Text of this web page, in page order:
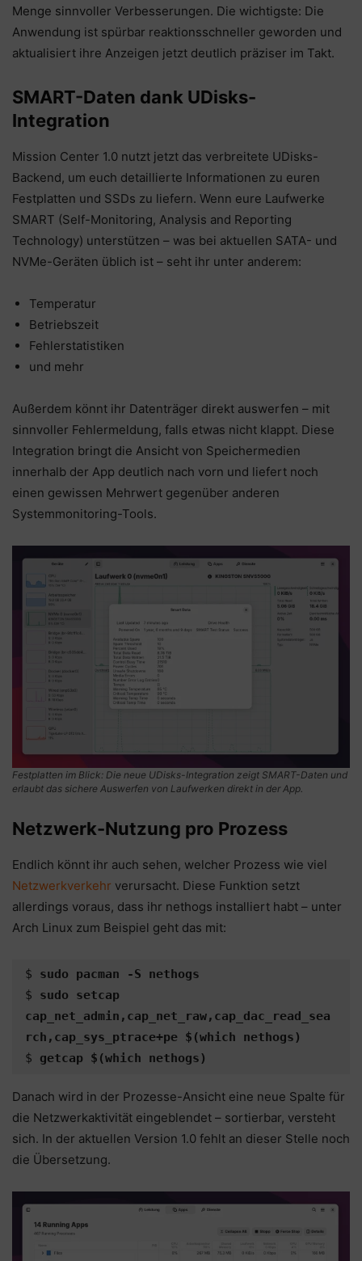
Menge sinnvoller Verbesserungen. Die wichtigste: Die
Anwendung ist spürbar reaktionsschneller geworden und
aktualisiert ihre Anzeigen jetzt deutlich präziser im Takt.
SMART-Daten dank UDisks-
Integration
Mission Center 1.0 nutzt jetzt das verbreitete UDisks-
Backend, um euch detaillierte Informationen zu euren
Festplatten und SSDs zu liefern. Wenn eure Laufwerke
SMART (Self-Monitoring, Analysis and Reporting
Technology) unterstützen – was bei aktuellen SATA- und
NVMe-Geräten üblich ist – seht ihr unter anderem:
Temperatur
Betriebszeit
Fehlerstatistiken
und mehr
Außerdem könnt ihr Datenträger direkt auswerfen – mit
sinnvoller Fehlermeldung, falls etwas nicht klappt. Diese
Integration bringt die Ansicht von Speichermedien
innerhalb der App deutlich nach vorn und liefert noch
einen gewissen Mehrwert gegenüber anderen
Systemmonitoring-Tools.
Festplatten im Blick: Die neue UDisks-Integration zeigt SMART-Daten und
erlaubt das sichere Auswerfen von Laufwerken direkt in der App.
Netzwerk-Nutzung pro Prozess
Endlich könnt ihr auch sehen, welcher Prozess wie viel
Netzwerkverkehr verursacht. Diese Funktion setzt
allerdings voraus, dass ihr nethogs installiert habt – unter
Arch Linux zum Beispiel geht das mit:
$ sudo pacman -S nethogs
$ sudo setcap
cap_net_admin,cap_net_raw,cap_dac_read_sea
rch,cap_sys_ptrace+pe $(which nethogs)
$ getcap $(which nethogs)
Danach wird in der Prozesse-Ansicht eine neue Spalte für
die Netzwerkaktivität eingeblendet – sortierbar, versteht
sich. In der aktuellen Version 1.0 fehlt an dieser Stelle noch
die Übersetzung.